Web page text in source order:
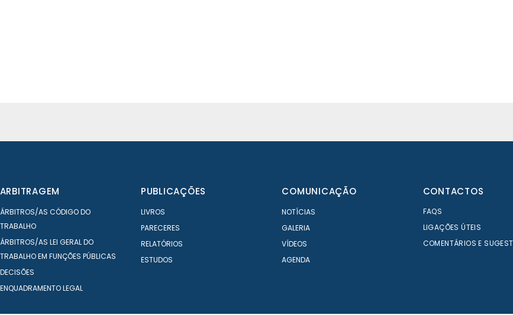
ARBITRAGEM
ÁRBITROS/AS CÓDIGO DO
TRABALHO
ÁRBITROS/AS LEI GERAL DO
TRABALHO EM FUNÇÕES PÚBLICAS
DECISÕES
ENQUADRAMENTO LEGAL
PUBLICAÇÕES
LIVROS
PARECERES
RELATÓRIOS
ESTUDOS
COMUNICAÇÃO
NOTÍCIAS
GALERIA
VÍDEOS
AGENDA
CONTACTOS
FAQS
LIGAÇÕES ÚTEIS
COMENTÁRIOS E